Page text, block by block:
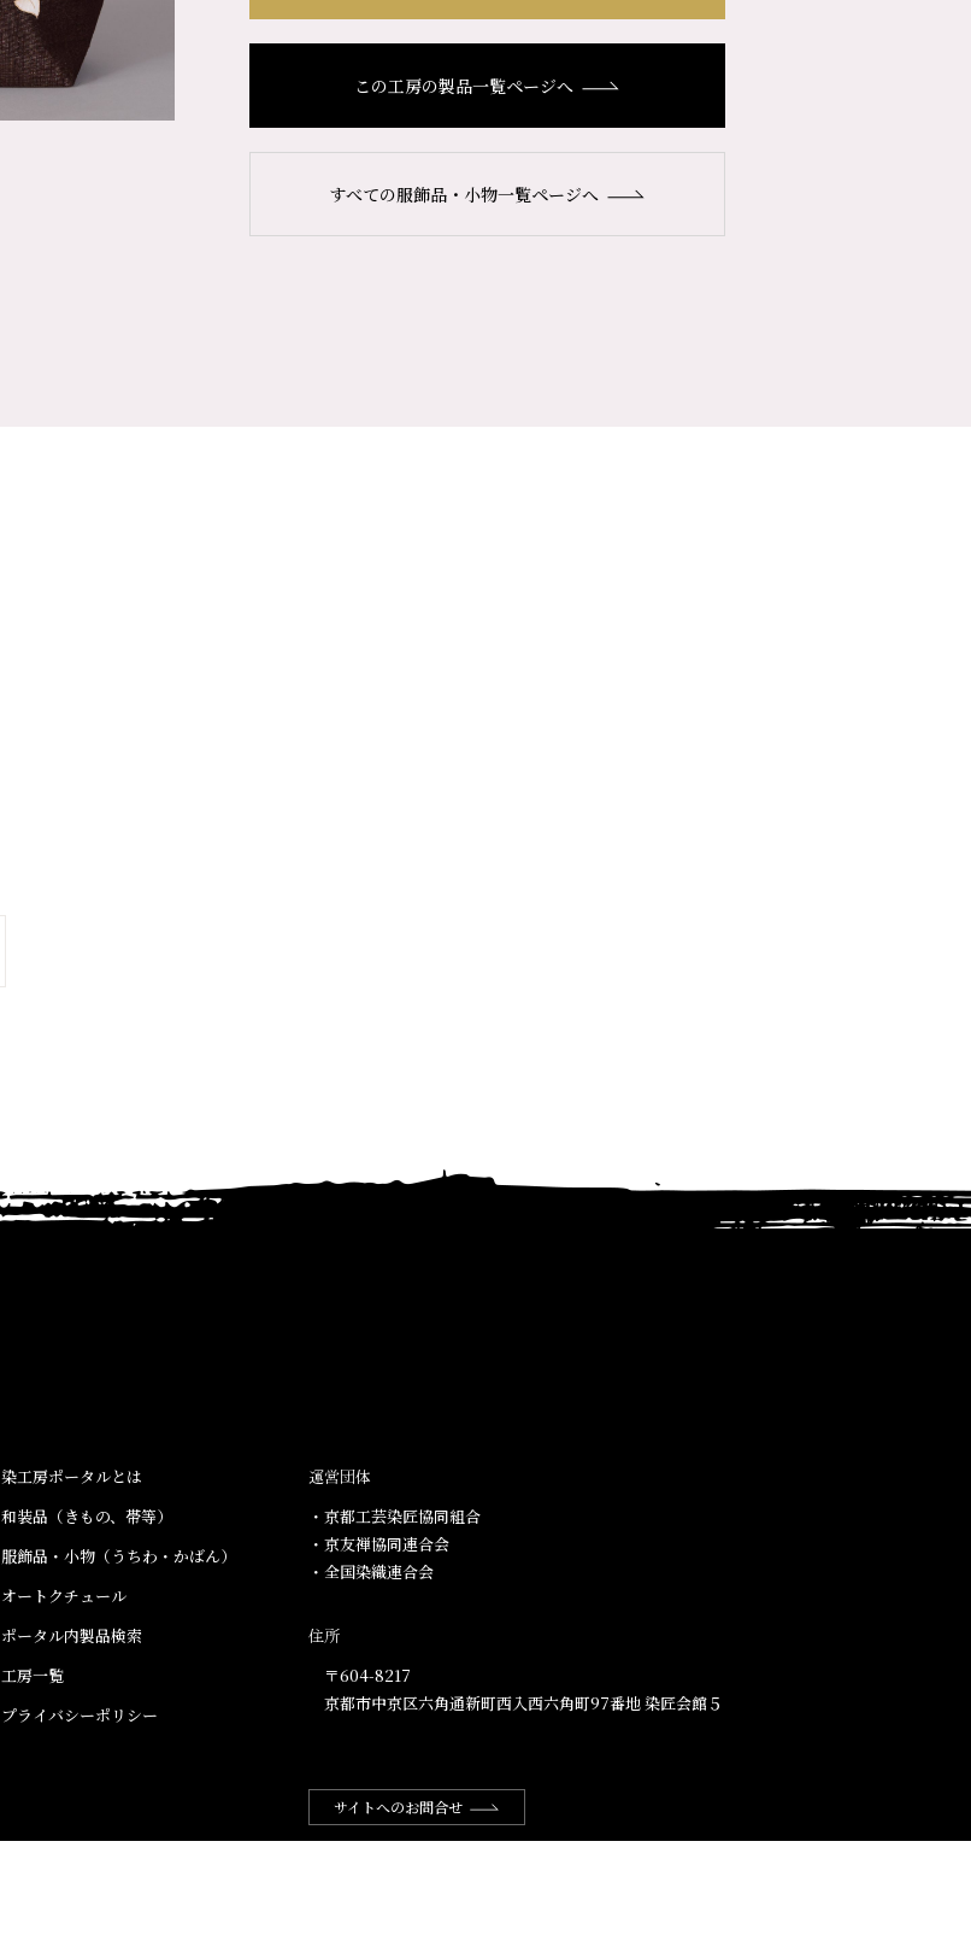
この工房の製品一覧ページへ
すべての服飾品・小物一覧ページへ
染工房ポータルとは
和装品（きもの、帯等）​
服飾品・小物​（うちわ・かばん）
オートクチュール
ポータル内製品検索
工房一覧
プライバシーポリシー
運営団体
・京都工芸染匠協同組合​
・京友禅協同連合会
・全国染織連合会
住所
〒604-8217
京都市中京区六角通新町西入西六角町97番地​ 染匠会館５
サイトへのお問合せ